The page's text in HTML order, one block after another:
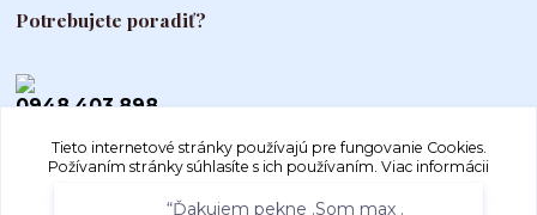
Potrebujete poradiť?
0948 403 898
info@autogood.sk
Tieto internetové stránky používajú pre fungovanie Cookies.
Požívaním stránky súhlasíte s ich používaním. Viac informácii
“Ďakujem pekne .Som max .